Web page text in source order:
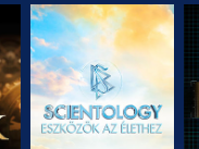
A SOROZAT
RÉSZEI